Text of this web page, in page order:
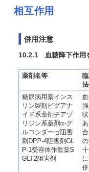
相互作用
併用注意
10.2.1 血糖降下作用
薬剤名等
法
糖尿病用薬インス
リン製剤ビグアナ
イド系薬剤チアゾ
リジン系薬剤α-グ
ルコシダーゼ阻害
剤DPP-4阻害剤GL
P-1受容体作動薬S
GLT2阻害剤